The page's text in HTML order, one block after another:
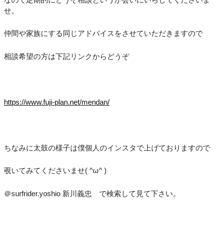
せ。
仲間や家族にする同じアドバイスをさせていただきますので
相談希望の方は下記リンクからどうぞ
https://www.fuji-plan.net/mendan/
ちなみに太鼓の様子は僕個人のインスタで上げておりますので
覗いてみてくださいませ( ^ω^ )
＠surfrider.yoshio 新川義忠 で検索して見て下さい。